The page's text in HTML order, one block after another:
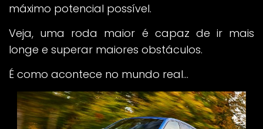
máximo potencial possível.
Veja, uma roda maior é capaz de ir mais
longe e superar maiores obstáculos.
É como acontece no mundo real…